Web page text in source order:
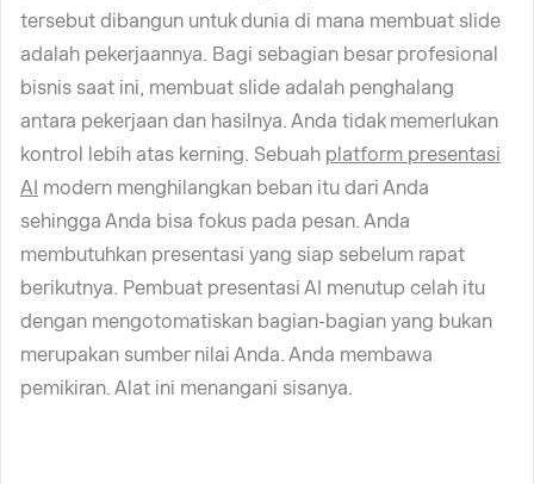
tersebut dibangun untuk dunia di mana membuat slide
adalah pekerjaannya. Bagi sebagian besar profesional
bisnis saat ini, membuat slide adalah penghalang
antara pekerjaan dan hasilnya. Anda tidak memerlukan
kontrol lebih atas kerning. Sebuah platform presentasi
AI modern menghilangkan beban itu dari Anda
sehingga Anda bisa fokus pada pesan. Anda
membutuhkan presentasi yang siap sebelum rapat
berikutnya. Pembuat presentasi AI menutup celah itu
dengan mengotomatiskan bagian-bagian yang bukan
merupakan sumber nilai Anda. Anda membawa
pemikiran. Alat ini menangani sisanya.